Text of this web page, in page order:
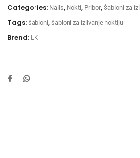
Categories: Nails, Nokti, Pribor, Šabloni za
Tags: šabloni, šabloni za izlivanje noktiju
Brend: LK